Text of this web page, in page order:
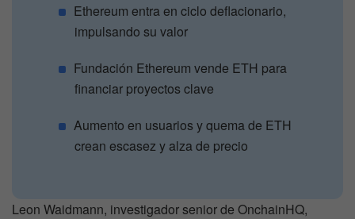
Ethereum entra en ciclo deflacionario,
impulsando su valor
Fundación Ethereum vende ETH para
financiar proyectos clave
Aumento en usuarios y quema de ETH
crean escasez y alza de precio
Leon Waidmann, investigador senior de OnchainHQ,